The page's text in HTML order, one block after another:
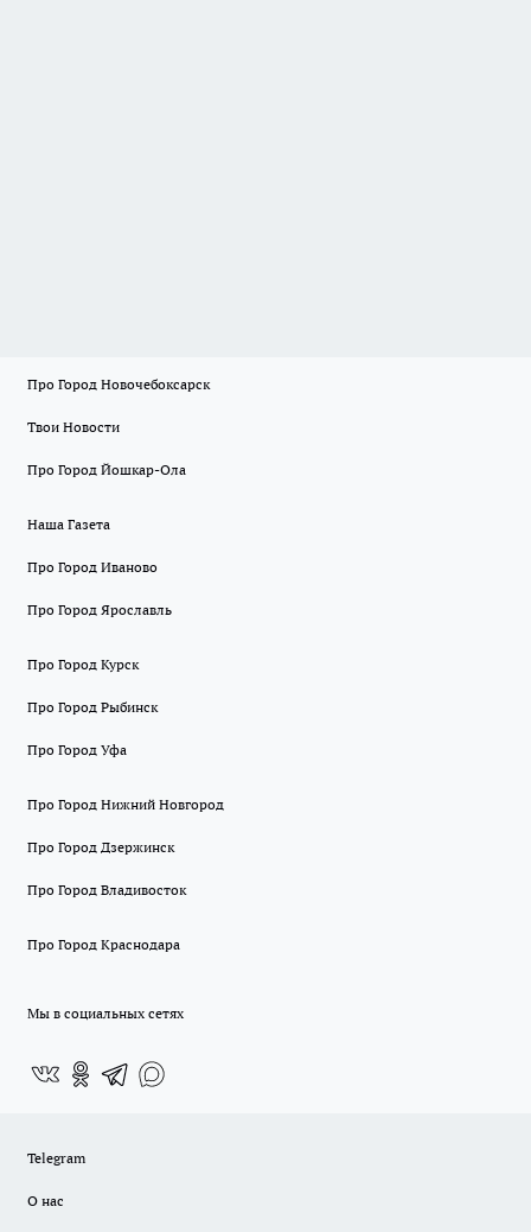
Про Город Новочебоксарск
Твои Новости
Про Город Йошкар-Ола
Наша Газета
Про Город Иваново
Про Город Ярославль
Про Город Курск
Про Город Рыбинск
Про Город Уфа
Про Город Нижний Новгород
Про Город Дзержинск
Про Город Владивосток
Про Город Краснодара
Мы в социальных сетях
Telegram
О нас